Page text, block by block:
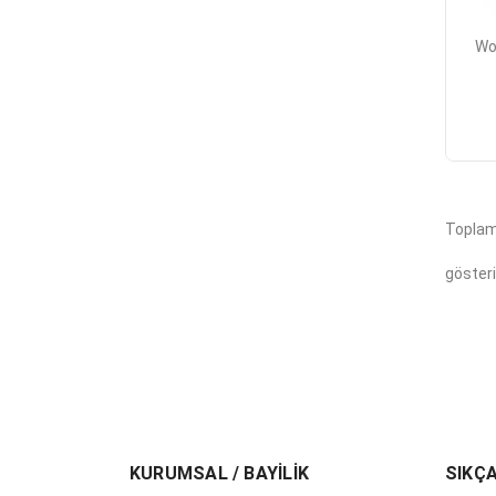
KURUMSAL / BAYİLİK